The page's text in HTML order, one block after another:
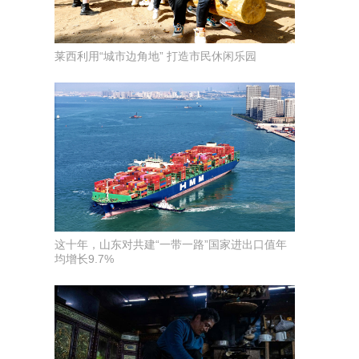
莱西利用“城市边角地” 打造市民休闲乐园
这十年，山东对共建“一带一路”国家进出口值年
均增长9.7%